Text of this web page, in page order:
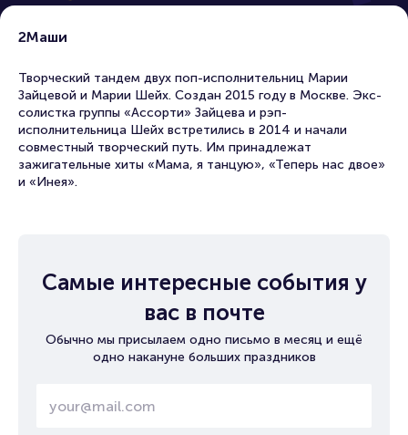
2Маши
Творческий тандем двух поп-исполнительниц Марии
Зайцевой и Марии Шейх. Создан 2015 году в Москве. Экс-
солистка группы «Ассорти» Зайцева и рэп-
исполнительница Шейх встретились в 2014 и начали
совместный творческий путь. Им принадлежат
зажигательные хиты «Мама, я танцую», «Теперь нас двое»
и «Инея».
Самые интересные события у
вас в почте
Обычно мы присылаем одно письмо в месяц и ещё
одно накануне больших праздников